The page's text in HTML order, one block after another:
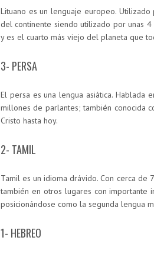
Lituano es un lenguaje europeo.
del continente siendo utilizado por unas
y es el cuarto más viejo del planeta que
3- PERSA
El persa es una lengua asiática. Hablada
millones de parlantes; también conocida
Cristo hasta hoy.
2- TAMIL
Tamil es un idioma drávido. Con cerca
también en otros lugares con importante
posicionándose como la segunda lengua
1- HEBREO